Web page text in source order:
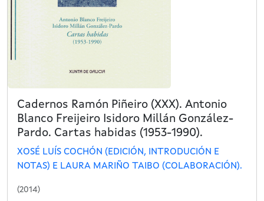
Cadernos Ramón Piñeiro (XXX). Antonio
Blanco Freijeiro Isidoro Millán González-
Pardo. Cartas habidas (1953-1990).
XOSÉ LUÍS COCHÓN (EDICIÓN, INTRODUCIÓN E
NOTAS) E LAURA MARIÑO TAIBO (COLABORACIÓN).
(2014)